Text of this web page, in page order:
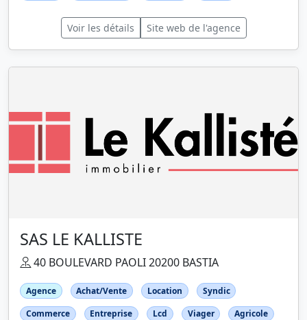
Voir les détails Site web de l'agence
SAS LE KALLISTE
40 BOULEVARD PAOLI 20200 BASTIA
Agence Achat/Vente Location
Syndic
Commerce
Entreprise Lcd Viager Agricole